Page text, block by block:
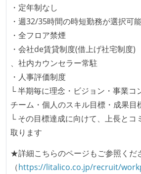
フレックスタイム制または裁量労
メンバーの多様性
外国籍の開発メンバーがいる
開発メンバーの新卒採用を実施し
職業安定法に対応する記載事
受動喫煙防止措置：屋内禁煙
・定年制なし
・週32/35時間の時短勤務が選択可
・全フロア禁煙
・会社de賃貸制度(借上げ社宅制度)
、社内カウンセラー常駐
・人事評価制度
└ 半期毎に理念・ビジョン・事業コ
チーム・個人のスキル目標・成果目
└ その目標達成に向けて、上長とコ
取ります
★詳細こちらのページもご参照くだ
（https://litalico.co.jp/recruit/